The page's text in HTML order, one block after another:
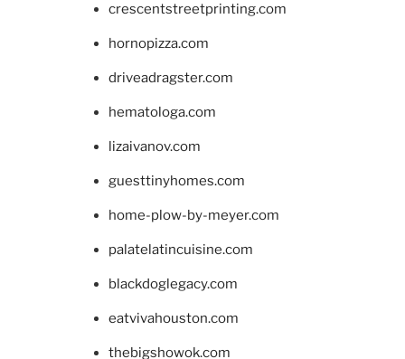
crescentstreetprinting.com
hornopizza.com
driveadragster.com
hematologa.com
lizaivanov.com
guesttinyhomes.com
home-plow-by-meyer.com
palatelatincuisine.com
blackdoglegacy.com
eatvivahouston.com
thebigshowok.com